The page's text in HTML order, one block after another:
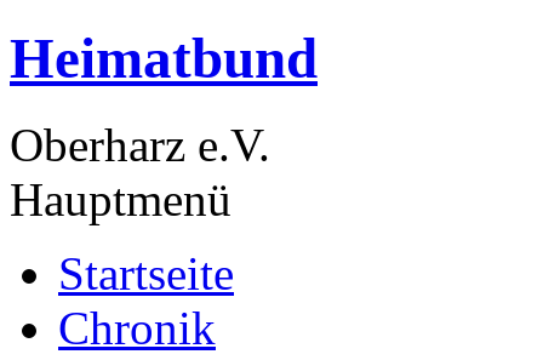
Heimatbund
Oberharz e.V.
Hauptmenü
Startseite
Chronik